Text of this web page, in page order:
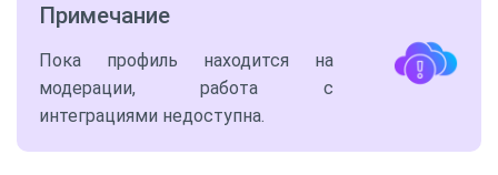
Примечание
Пока профиль находится на
модерации, работа с
интеграциями недоступна.